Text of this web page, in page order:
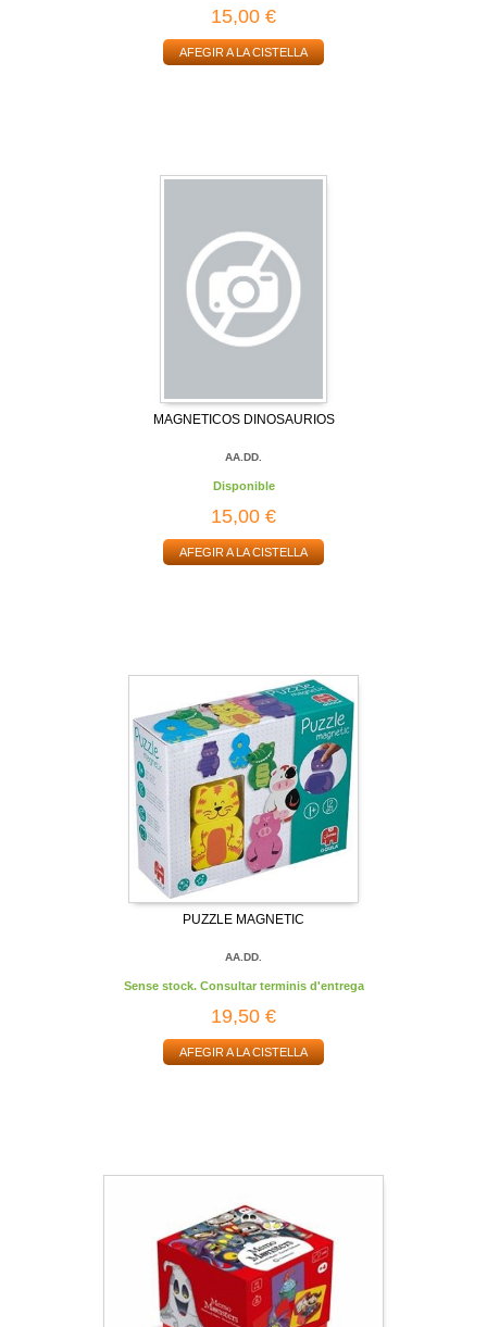
15,00 €
AFEGIR A LA CISTELLA
MAGNETICOS DINOSAURIOS
AA.DD.
Disponible
15,00 €
AFEGIR A LA CISTELLA
PUZZLE MAGNETIC
AA.DD.
Sense stock. Consultar terminis d'entrega
19,50 €
AFEGIR A LA CISTELLA